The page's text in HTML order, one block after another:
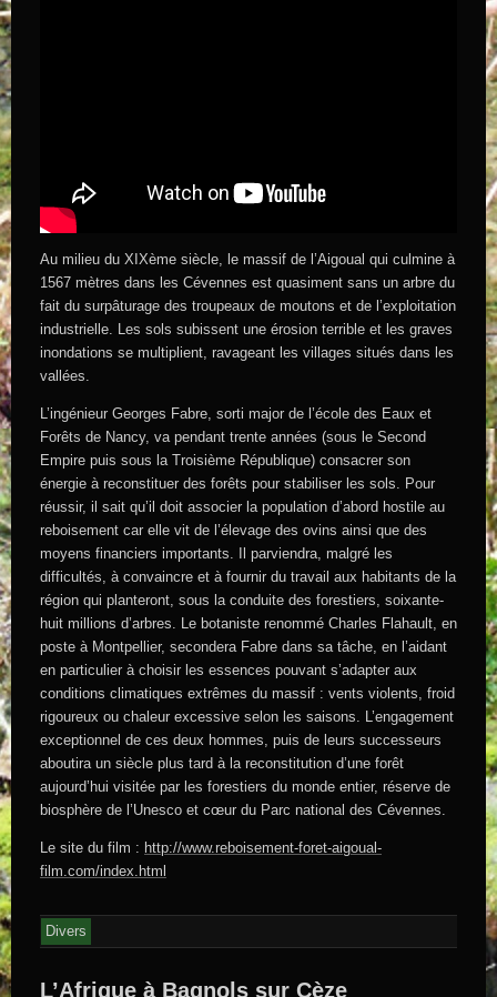
Au milieu du XIXème siècle, le massif de l’Aigoual qui culmine à
1567 mètres dans les Cévennes est quasiment sans un arbre du
fait du surpâturage des troupeaux de moutons et de l’exploitation
industrielle. Les sols subissent une érosion terrible et les graves
inondations se multiplient, ravageant les villages situés dans les
vallées.
L’ingénieur Georges Fabre, sorti major de l’école des Eaux et
Forêts de Nancy, va pendant trente années (sous le Second
Empire puis sous la Troisième République) consacrer son
énergie à reconstituer des forêts pour stabiliser les sols. Pour
réussir, il sait qu’il doit associer la population d’abord hostile au
reboisement car elle vit de l’élevage des ovins ainsi que des
moyens financiers importants. Il parviendra, malgré les
difficultés, à convaincre et à fournir du travail aux habitants de la
région qui planteront, sous la conduite des forestiers, soixante-
huit millions d’arbres. Le botaniste renommé Charles Flahault, en
poste à Montpellier, secondera Fabre dans sa tâche, en l’aidant
en particulier à choisir les essences pouvant s’adapter aux
conditions climatiques extrêmes du massif : vents violents, froid
rigoureux ou chaleur excessive selon les saisons. L’engagement
exceptionnel de ces deux hommes, puis de leurs successeurs
aboutira un siècle plus tard à la reconstitution d’une forêt
aujourd’hui visitée par les forestiers du monde entier, réserve de
biosphère de l’Unesco et cœur du Parc national des Cévennes.
Le site du film : http://www.reboisement-foret-aigoual-
film.com/index.html
Divers
L’Afrique à Bagnols sur Cèze